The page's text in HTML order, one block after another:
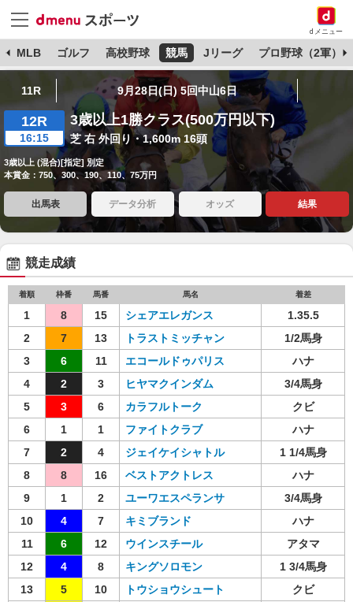
dメニュー
MLB ゴルフ 高校野球 競馬 Jリーグ プロ野球（2軍）
11R 9月28日(日) 5回中山6日
12R
16:15
3歳以上1勝クラス(500万円以下)
芝 右 外回り・1,600m 16頭
3歳以上 (混合)[指定] 別定
本賞金：750、300、190、110、75万円
出馬表 データ分析 オッズ 結果
競走成績
着順 枠番 馬番 馬名 着差
1 8 15 シェアエレガンス
1.35.5
2
7 13 トラストミッチャン
1/2馬身
3
6 11 エコールドゥパリス
ハナ
4
2 3 ヒヤマクインダム
3/4馬身
5
3 6 カラフルトーク
クビ
6
1 1 ファイトクラブ
ハナ
7
2 4 ジェイケイシャトル
1 1/4馬身
8
8 16 ベストアクトレス
ハナ
9
1 2 ユーワエスペランサ
3/4馬身
10
4 7 キミブランド
ハナ
11
6 12 ウインスチール
アタマ
12
4 8 キングソロモン
1 3/4馬身
13
5 10 トウショウシュート
クビ